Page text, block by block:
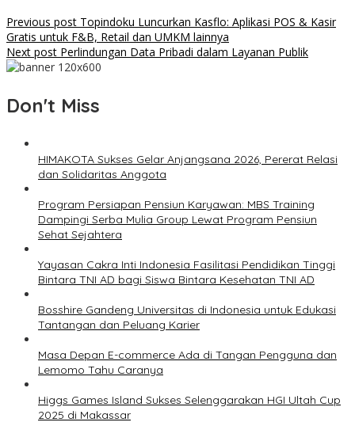
Previous post Topindoku Luncurkan Kasflo: Aplikasi POS & Kasir
Gratis untuk F&B, Retail dan UMKM lainnya
Next post Perlindungan Data Pribadi dalam Layanan Publik
Don't Miss
HIMAKOTA Sukses Gelar Anjangsana 2026, Pererat Relasi
dan Solidaritas Anggota
Program Persiapan Pensiun Karyawan: MBS Training
Dampingi Serba Mulia Group Lewat Program Pensiun
Sehat Sejahtera
Yayasan Cakra Inti Indonesia Fasilitasi Pendidikan Tinggi
Bintara TNI AD bagi Siswa Bintara Kesehatan TNI AD
Bosshire Gandeng Universitas di Indonesia untuk Edukasi
Tantangan dan Peluang Karier
Masa Depan E-commerce Ada di Tangan Pengguna dan
Lemomo Tahu Caranya
Higgs Games Island Sukses Selenggarakan HGI Ultah Cup
2025 di Makassar